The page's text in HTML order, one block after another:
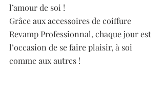
l’amour de soi !
Grâce aux accessoires de coiffure
Revamp Professionnal, chaque jour est
l’occasion de se faire plaisir, à soi
comme aux autres !